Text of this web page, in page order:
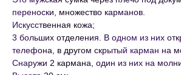
переноски, множество карманов.
Искусственная кожа;
3 больших отделения. В одном из них
телефона, в другом скрытый карман на
Снаружи 2 кармана, один из них на